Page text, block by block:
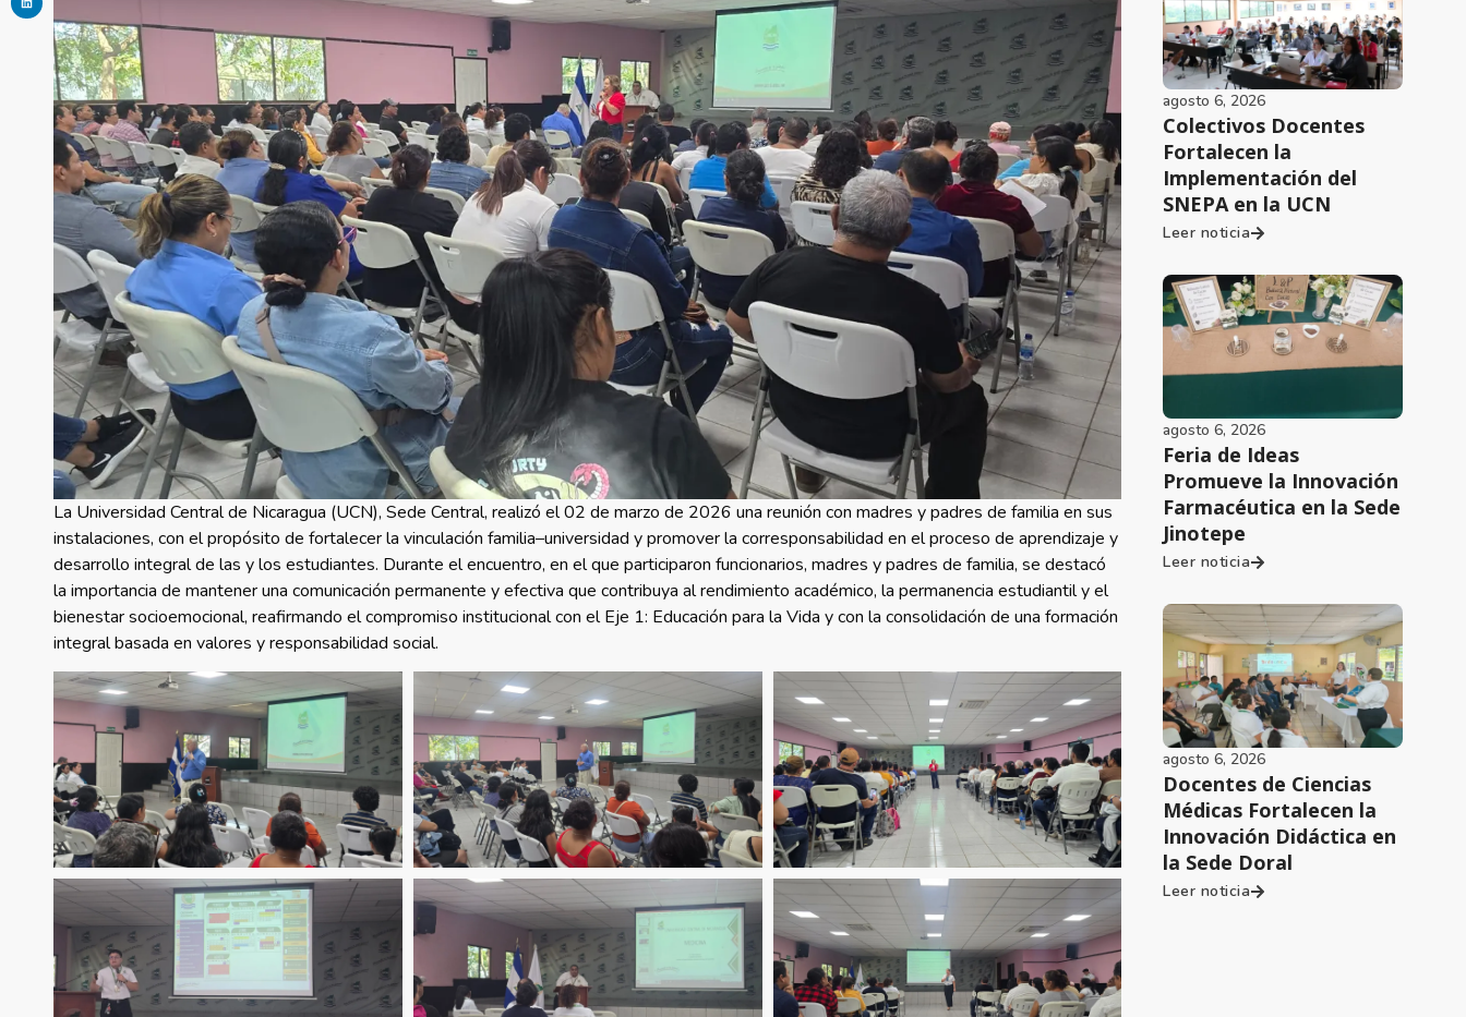
La Universidad Central de Nicaragua (UCN), Sede Central, realizó el 02 de marzo de 2026 una reunión con madres y padres de familia en sus
instalaciones, con el propósito de fortalecer la vinculación familia–universidad y promover la corresponsabilidad en el proceso de aprendizaje y
desarrollo integral de las y los estudiantes. Durante el encuentro, en el que participaron funcionarios, madres y padres de familia, se destacó
la importancia de mantener una comunicación permanente y efectiva que contribuya al rendimiento académico, la permanencia estudiantil y el
bienestar socioemocional, reafirmando el compromiso institucional con el Eje 1: Educación para la Vida y con la consolidación de una formación
integral basada en valores y responsabilidad social.
agosto 6, 2026
Colectivos Docentes
Fortalecen la
Implementación del
SNEPA en la UCN
Leer noticia
agosto 6, 2026
Feria de Ideas
Promueve la Innovación
Farmacéutica en la Sede
Jinotepe
Leer noticia
agosto 6, 2026
Docentes de Ciencias
Médicas Fortalecen la
Innovación Didáctica en
la Sede Doral
Leer noticia